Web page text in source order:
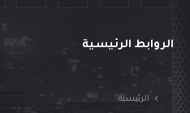
الروابط الرئيسية
الرئيسية